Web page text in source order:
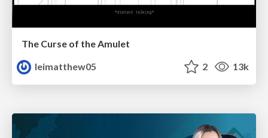
The Curse of the Amulet
leimatthew05
2 13k